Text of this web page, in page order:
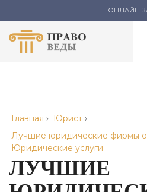
ОНЛАЙН
Главная › Юрист ›
Лучшие юридические фирмы
Юридические услуги
ЛУЧШИЕ